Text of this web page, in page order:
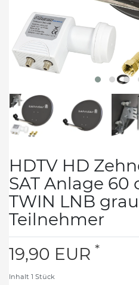
HDTV HD
SAT Anlage 60
TWIN LNB
Teilnehmer
19,90 EUR *
Inhalt 1 Stück